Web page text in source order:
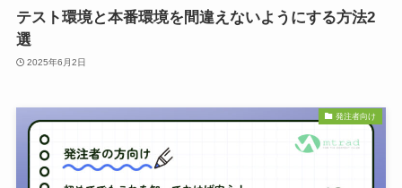
テスト環境と本番環境を間違えないようにする方法2
選
2025年6月2日
発注者向け